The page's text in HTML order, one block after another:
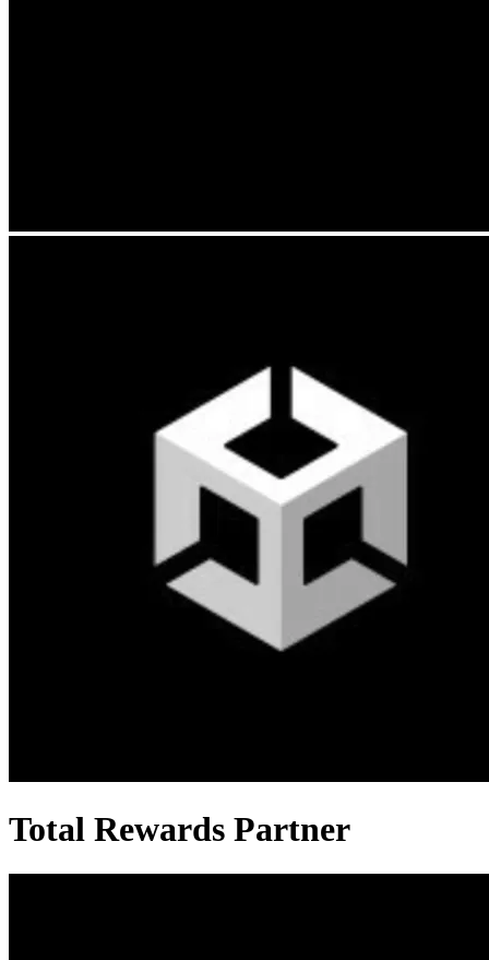
Total Rewards Partner